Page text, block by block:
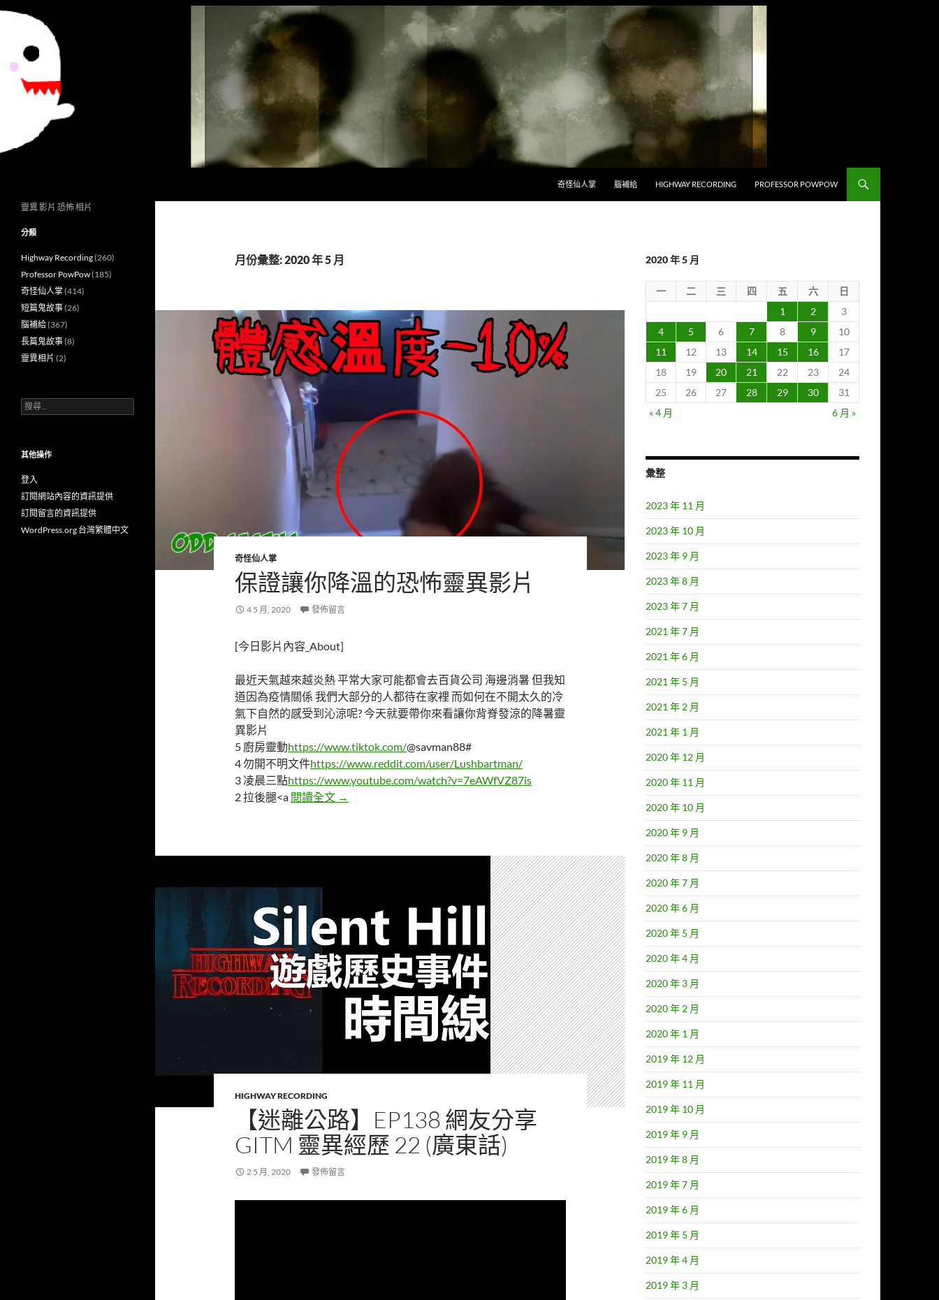
奇怪仙人掌
腦補給 HIGHWAY RECORDING PROFESSOR POWPOW
月份彙整: 2020 年 5 月
奇怪仙人掌
保證讓你降溫的恐怖靈異影片
4 5 月, 2020 發佈留言
[今日影片內容_About]
最近天氣越來越炎熱 平常大家可能都會去百貨公司 海邊消暑 但我知
道因為疫情關係 我們大部分的人都待在家裡 而如何在不開太久的冷
氣下自然的感受到沁涼呢? 今天就要帶你來看讓你背脊發涼的降暑靈
異影片
5 廚房靈動https://www.tiktok.com/@savman88#
4 勿開不明文件https://www.reddit.com/user/Lushbartman/
3 凌晨三點https://www.youtube.com/watch?v=7eAWfVZ87is
2 拉後腿<a 閱讀全文 保證讓你降溫的恐怖靈異影片
→
HIGHWAY RECORDING
【迷離公路】EP138 網友分享
GITM 靈異經歷 22 (廣東話)
2 5 月, 2020 發佈留言
2020 年 5 月
一 二 三 四 五 六
日
1
2
3
4
5 6 7 8 9
10
11
12 13 14 15 16
17
18
19 20 21 22 23
24
25
26 27 28 29 30
31
« 4 月
6 月 »
彙整
2023 年 11 月
2023 年 10 月
2023 年 9 月
2023 年 8 月
2023 年 7 月
2021 年 7 月
2021 年 6 月
2021 年 5 月
2021 年 2 月
2021 年 1 月
2020 年 12 月
2020 年 11 月
2020 年 10 月
2020 年 9 月
2020 年 8 月
2020 年 7 月
2020 年 6 月
2020 年 5 月
2020 年 4 月
2020 年 3 月
2020 年 2 月
2020 年 1 月
2019 年 12 月
2019 年 11 月
2019 年 10 月
2019 年 9 月
2019 年 8 月
2019 年 7 月
2019 年 6 月
2019 年 5 月
2019 年 4 月
2019 年 3 月
靈異 影片 恐怖 相片
分類
Highway Recording(260)
Professor PowPow(185)
奇怪仙人掌(414)
短篇鬼故事(26)
腦補給(367)
長篇鬼故事(8)
靈異相片 (2)
搜
尋
字:
其他操作
登入
訂閱網站內容的資訊提供
訂閱留言的資訊提供
WordPress.org 台灣繁體中文